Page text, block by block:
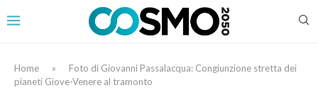
Home »
Foto di Giovanni Passalacqua: Congiunzione stretta dei
pianeti Giove-Venere al tramonto